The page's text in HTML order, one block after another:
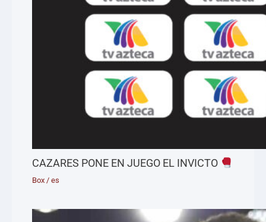
CAZARES PONE EN JUEGO EL INVICTO
Box /es